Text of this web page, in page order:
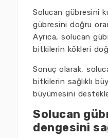
Solucan gübresini
gübresini doğru
Ayrıca, solucan
bitkilerin kökleri
Sonuç olarak,
bitkilerin sağlıklı
büyümesini
Solucan
dengesini